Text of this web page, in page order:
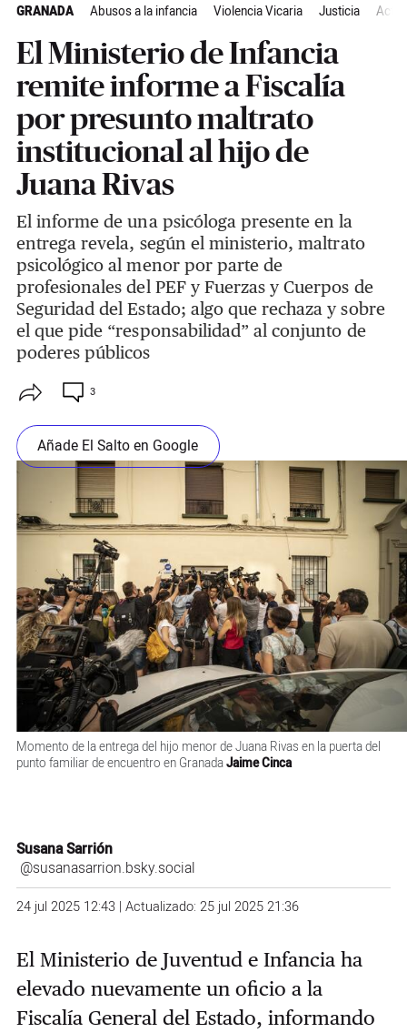
GRANADA Abusos a la infancia Violencia Vicaria Justicia
El Ministerio de Infancia
remite informe a Fiscalía
por presunto maltrato
institucional al hijo de
Juana Rivas
El informe de una psicóloga presente en la
entrega revela, según el ministerio, maltrato
psicológico al menor por parte de
profesionales del PEF y Fuerzas y Cuerpos de
Seguridad del Estado; algo que rechaza y sobre
el que pide “responsabilidad” al conjunto de
poderes públicos
3
Añade El Salto en Google
Momento de la entrega del hijo menor de Juana Rivas en la puerta del
punto familiar de encuentro en GranadaJaime Cinca
Susana Sarrión
@susanasarrion.bsky.social
24 jul 2025 12:43 | Actualizado: 25 jul 2025 21:36
El Ministerio de Juventud e Infancia ha
elevado nuevamente un oficio a la
Fiscalía General del Estado, informando